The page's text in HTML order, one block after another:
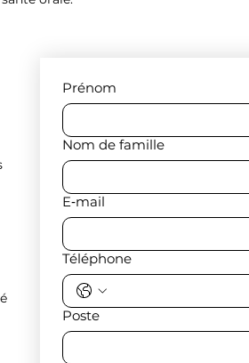
Prénom
Nom de famille
E‑mail
Téléphone
Poste